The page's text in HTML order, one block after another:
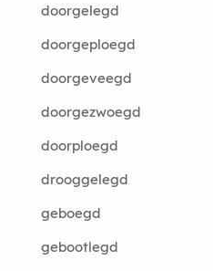
doorgelegd
doorgeploegd
doorgeveegd
doorgezwoegd
doorploegd
drooggelegd
geboegd
gebootlegd